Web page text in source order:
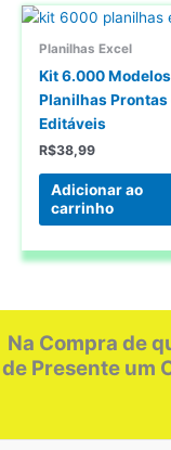
Planilhas Excel
Kit 6.000 Modelos
Planilhas Prontas
Editáveis
R$38,99
Adicionar ao
carrinho
Na Compra de
de Presente um